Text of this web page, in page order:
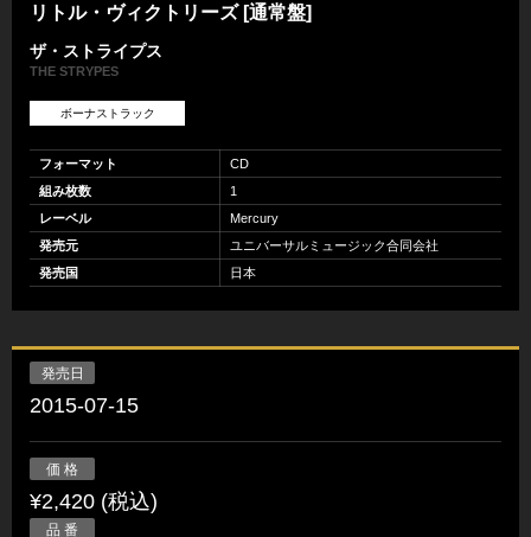
リトル・ヴィクトリーズ [通常盤]
ザ・ストライプス
THE STRYPES
ボーナストラック
フォーマット
CD
組み枚数
1
レーベル
Mercury
発売元
ユニバーサルミュージック合同会社
発売国
日本
発売日
2015-07-15
価 格
¥2,420 (税込)
品 番